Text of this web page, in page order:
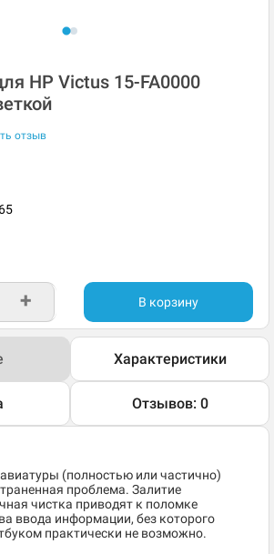
HP Victus 15-FA0000
отзыв
+ В корзину
Характеристики
Отзывов: 0
(полностью или частично)
проблема. Залитие
чистка приводят к поломке
ввода информации, без которого
практически не возможно.